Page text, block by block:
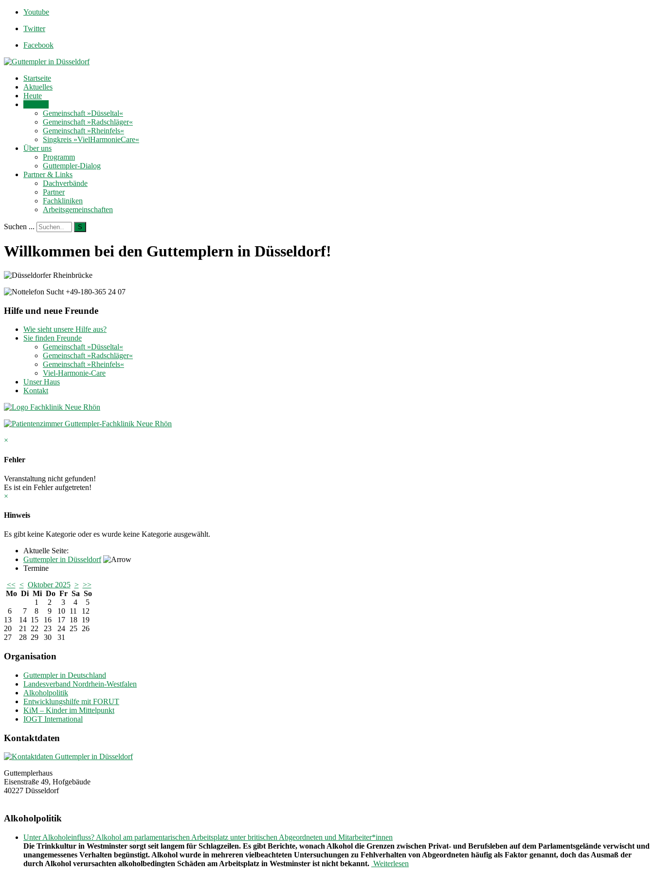
Youtube
Twitter
Facebook
Startseite
Aktuelles
Heute
Gemeinschaft »Düsseltal«
Gemeinschaft »Radschläger«
Gemeinschaft »Rheinfels«
Singkreis »VielHarmonieCare«
Über uns
Programm
Guttempler-Dialog
Partner & Links
Dachverbände
Partner
Fachkliniken
Arbeitsgemeinschaften
Suchen ... S
Willkommen bei den Guttemplern in Düsseldorf!
Hilfe und neue Freunde
Wie sieht unsere Hilfe aus?
Sie finden Freunde
Gemeinschaft »Düsseltal«
Gemeinschaft »Radschläger«
Gemeinschaft »Rheinfels«
Viel-Harmonie-Care
Unser Haus
Kontakt
×
Fehler
Veranstaltung nicht gefunden!
Es ist ein Fehler aufgetreten!
×
Hinweis
Es gibt keine Kategorie oder es wurde keine Kategorie ausgewählt.
Aktuelle Seite:
Guttempler in Düsseldorf
Termine
<< < Oktober 2025 > >>
Mo Di Mi Do Fr Sa So
1
2 3 4
5
6
7 8 9 10 11
12
13
14 15 16 17 18 19
20
21 22 23 24 25 26
27
28 29 30 31
Organisation
Guttempler in Deutschland
Landesverband Nordrhein-Westfalen
Alkoholpolitik
Entwicklungshilfe mit FORUT
KiM – Kinder im Mittelpunkt
IOGT International
Kontaktdaten
Guttemplerhaus
Eisenstraße 49, Hofgebäude
40227 Düsseldorf
Alkoholpolitik
Unter Alkoholeinfluss? Alkohol am parlamentarischen Arbeitsplatz unter britischen Abgeordneten und Mitarbeiter*innen
Die Trinkkultur in Westminster sorgt seit langem für Schlagzeilen. Es gibt Berichte, wonach Alkohol die Grenzen zwischen Privat- und Berufsleben auf dem Parlamentsgelände verwischt und
unangemessenes Verhalten begünstigt. Alkohol wurde in mehreren vielbeachteten Untersuchungen zu Fehlverhalten von Abgeordneten häufig als Faktor genannt, doch das Ausmaß der
durch Alkohol verursachten alkoholbedingten Schäden am Arbeitsplatz in Westminster ist nicht bekannt. Weiterlesen